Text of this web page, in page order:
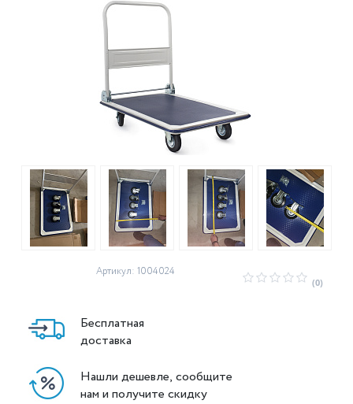
Артикул: 1004024
(0)
Бесплатная
доставка
Нашли дешевле, сообщите
нам и получите скидку